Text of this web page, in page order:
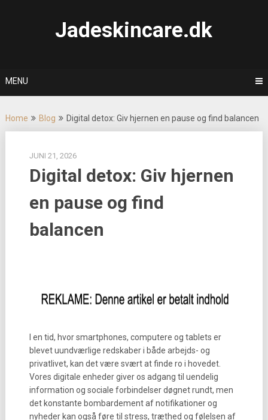
Jadeskincare.dk
MENU
Home Blog Digital detox: Giv hjernen en pause og find balancen
JUNI 21, 2026
Digital detox: Giv hjernen
en pause og find
balancen
I en tid, hvor smartphones, computere og tablets er
blevet uundværlige redskaber i både arbejds- og
privatlivet, kan det være svært at finde ro i hovedet.
Vores digitale enheder giver os adgang til uendelig
information og sociale forbindelser døgnet rundt, men
det konstante bombardement af notifikationer og
nyheder kan også føre til stress, træthed og følelsen af